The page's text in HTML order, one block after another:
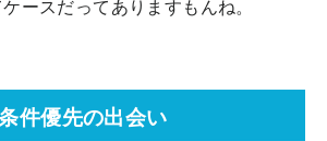
ースだってありますもんね。
件優先の出会い